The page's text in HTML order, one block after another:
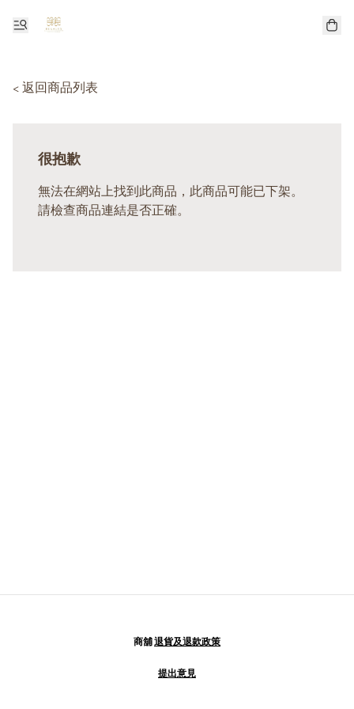
< 返回商品列表
很抱歉
無法在網站上找到此商品，此商品可能已下架。
請檢查商品連結是否正確。
商舖退貨及退款政策
提出意見